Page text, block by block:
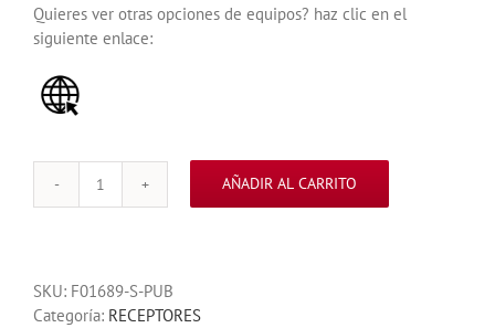
Quieres ver otras opciones de equipos? haz clic en el
siguiente enlace:
RECEPTOR
433
MHZ
AÑADIR AL CARRITO
SKU: F01689-S-PUB
Categoría: RECEPTORES